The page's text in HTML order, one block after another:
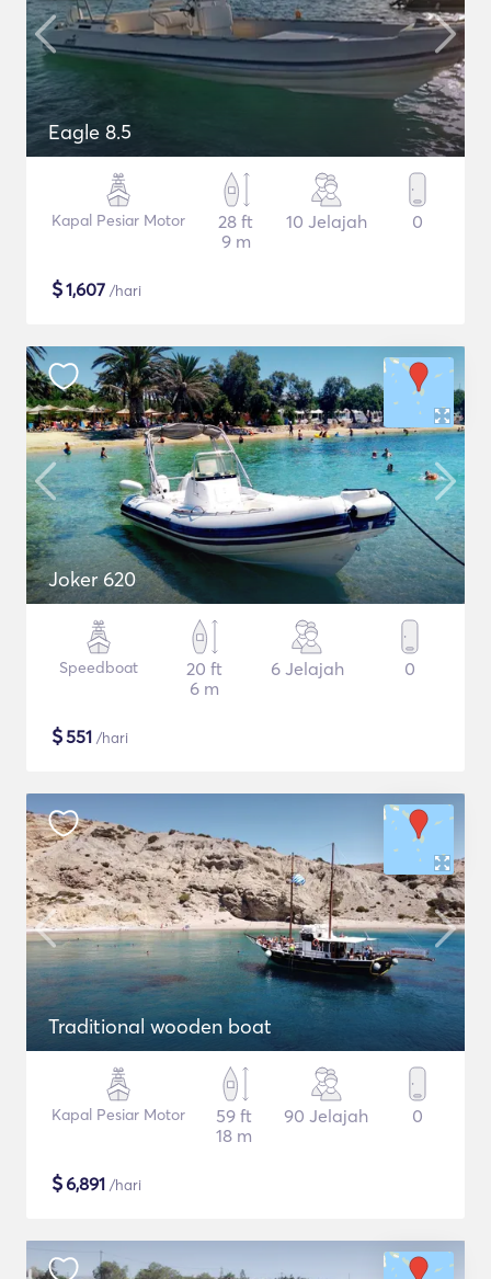
Eagle 8.5
Kapal Pesiar Motor
28 ft
9 m
10 Jelajah 0
$1,607 /hari
Joker 620
Speedboat
20 ft
6 m
6 Jelajah 0
$551 /hari
Traditional wooden boat
Kapal Pesiar Motor
59 ft
18 m
90 Jelajah 0
$6,891 /hari